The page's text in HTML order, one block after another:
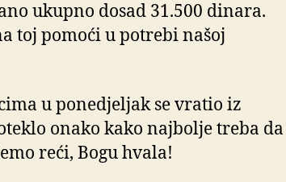
ukupno dosad 31.500 dinara.
toj pomoći u potrebi našoj
u ponedjeljak se vratio iz
onako kako najbolje treba da
reći, Bogu hvala!